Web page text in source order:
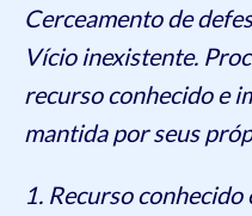
Cerceamento de
Vício inexistente.
recurso conhecido e
mantida por seus
1. Recurso